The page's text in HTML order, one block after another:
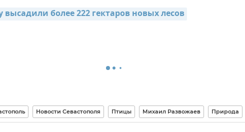
более 222 гектаров новых лесов
Новости Севастополя Птицы Михаил Развожаев Природа